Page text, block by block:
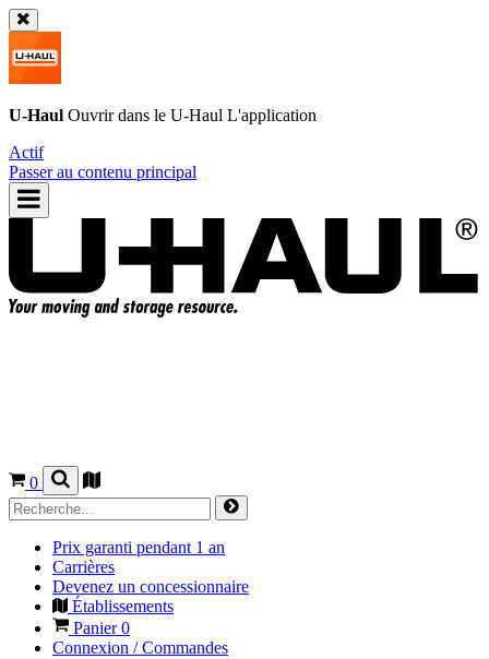
U-Haul Ouvrir dans le U-Haul L'application
Actif
Passer au contenu principal
0
Prix garanti pendant 1 an
Carrières
Devenez un concessionnaire
Établissements
Panier0
Connexion / Commandes